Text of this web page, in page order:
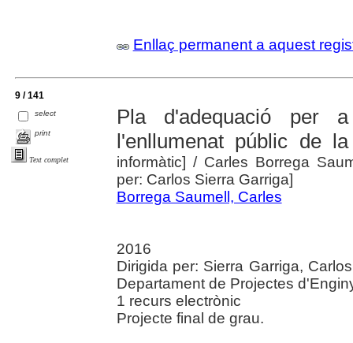
Enllaç permanent a aquest
9 / 141
select
print
Text complet
Pla d'adequació per
l'enllumenat públic de
informàtic] / Carles Borrega
per: Carlos Sierra Garriga]
Borrega Saumell, Carles
2016
Dirigida per: Sierra Garriga,
Departament de Projectes
1 recurs electrònic
Projecte final de grau.